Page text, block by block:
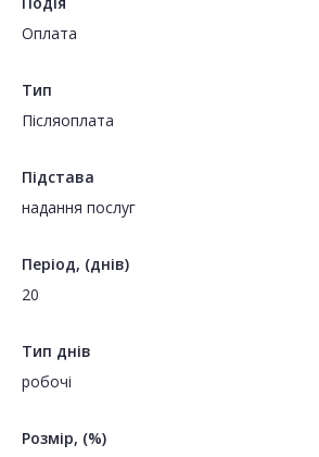
Оплата
Тип
Пiсляоплата
Підстава
надання послуг
Період, (днів)
20
Тип днів
робочі
Розмір, (%)